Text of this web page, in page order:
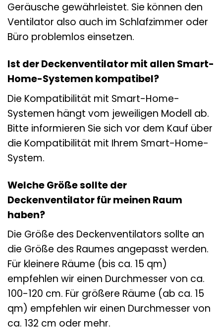
Geräusche gewährleistet. Sie können den
Ventilator also auch im Schlafzimmer oder
Büro problemlos einsetzen.
Ist der Deckenventilator mit allen Smart-
Home-Systemen kompatibel?
Die Kompatibilität mit Smart-Home-
Systemen hängt vom jeweiligen Modell ab.
Bitte informieren Sie sich vor dem Kauf über
die Kompatibilität mit Ihrem Smart-Home-
System.
Welche Größe sollte der
Deckenventilator für meinen Raum
haben?
Die Größe des Deckenventilators sollte an
die Größe des Raumes angepasst werden.
Für kleinere Räume (bis ca. 15 qm)
empfehlen wir einen Durchmesser von ca.
100-120 cm. Für größere Räume (ab ca. 15
qm) empfehlen wir einen Durchmesser von
ca. 132 cm oder mehr.